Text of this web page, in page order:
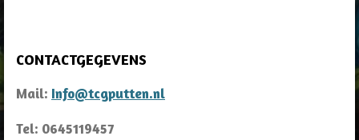
CONTACTGEGEVENS
Mail: Info@tcgputten.nl
Tel: 0645119457